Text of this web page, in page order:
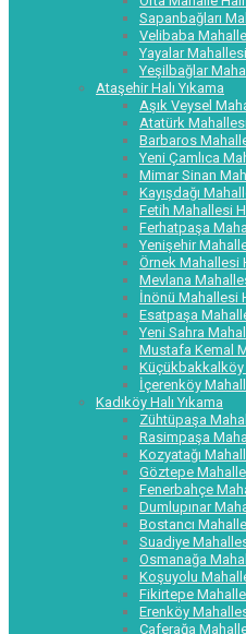
Sapanbağları
Velibaba
Yayalar Mahallesi
Yeşilbağlar
Ataşehir Halı Yıkama
Aşık Veysel
Atatürk Mahallesi
Barbaros
Yeni Çamlıca
Mimar Sinan
Kayışdağı
Fetih Mahallesi
Ferhatpaşa
Yenişehir
Örnek Mahallesi
Mevlana
İnönü Mahallesi
Esatpaşa
Yeni Sahra
Mustafa Kemal
Küçükbakkalköy
İçerenköy
Kadıköy Halı Yıkama
Zühtüpaşa
Rasimpaşa
Kozyatağı
Göztepe
Fenerbahçe
Dumlupınar
Bostancı
Suadiye
Osmanağa
Koşuyolu
Fikirtepe
Erenköy
Caferağa